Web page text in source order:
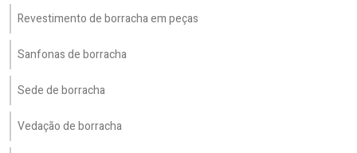
Revestimento de borracha em peças
Sanfonas de borracha
Sede de borracha
Vedação de borracha